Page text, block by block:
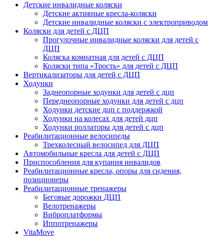
Детские инвалидные коляски
Детские активные кресла-коляски
Детские инвалидные коляски с электроприводом
Коляски для детей с ДЦП
Прогулочные инвалидные коляски для детей с
ДЦП
Коляска комнатная для детей с ДЦП
Коляски типа «Трость» для детей с ДЦП
Вертикализаторы для детей с ДЦП
Ходунки
Заднеопорные ходунки для детей с дцп
Переднеопорные ходунки для детей с дцп
Ходунки детские дцп с поддержкой
Ходунки на колесах для детей дцп
Ходунки роллаторы для детей с дцп
Реабилитационные велосипеды
Трехколесный велосипед для ДЦП
Автомобильные кресла для детей с ДЦП
Приспособления для купания инвалидов
Реабилитационные кресла, опоры для сидения,
позиционеры
Реабилитационные тренажеры
Беговые дорожки ДЦП
Велотренажеры
Виброплатформы
Иппотренажеры
VitaMove